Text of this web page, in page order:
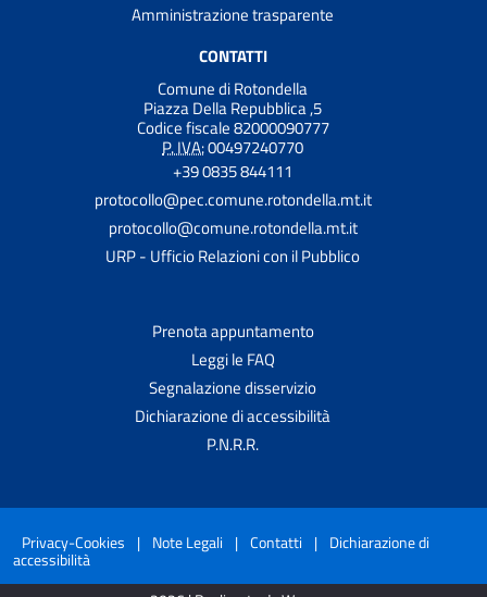
Amministrazione trasparente
CONTATTI
Comune di Rotondella
Piazza Della Repubblica ,5
Codice fiscale 82000090777
P. IVA:00497240770
+39 0835 844111
protocollo@pec.comune.rotondella.mt.it
protocollo@comune.rotondella.mt.it
URP - Ufficio Relazioni con il Pubblico
Prenota appuntamento
Leggi le FAQ
Segnalazione disservizio
Dichiarazione di accessibilità
P.N.R.R.
Privacy-Cookies | Note Legali | Contatti | Dichiarazione di
accessibilità